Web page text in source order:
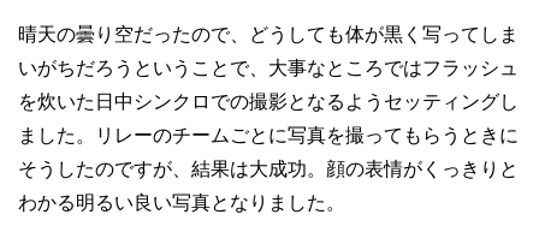
晴天の曇り空だったので、どうしても体が黒く写ってしま
いがちだろうということで、大事なところではフラッシュ
を炊いた日中シンクロでの撮影となるようセッティングし
ました。リレーのチームごとに写真を撮ってもらうときに
そうしたのですが、結果は大成功。顔の表情がくっきりと
わかる明るい良い写真となりました。